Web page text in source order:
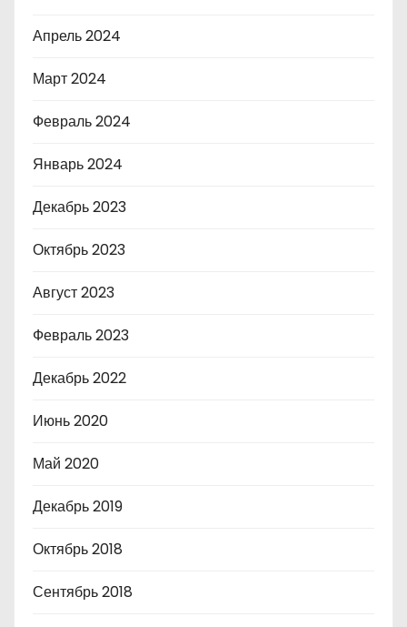
Апрель 2024
Март 2024
Февраль 2024
Январь 2024
Декабрь 2023
Октябрь 2023
Август 2023
Февраль 2023
Декабрь 2022
Июнь 2020
Май 2020
Декабрь 2019
Октябрь 2018
Сентябрь 2018